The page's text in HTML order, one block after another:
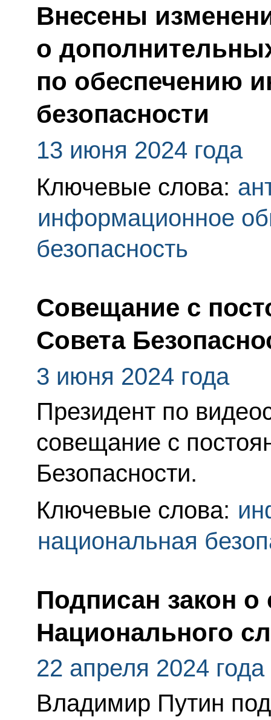
Внесены
о
по обеспечению
безопасности
13 июня 2024 года
Ключевые слова:
информационное
безопасность
Совещание с
Совета
3 июня 2024 года
Президент по
совещание с
Безопасности.
Ключевые слова:
национальная
Подписан закон о
Национального
22 апреля 2024 года
Владимир Путин